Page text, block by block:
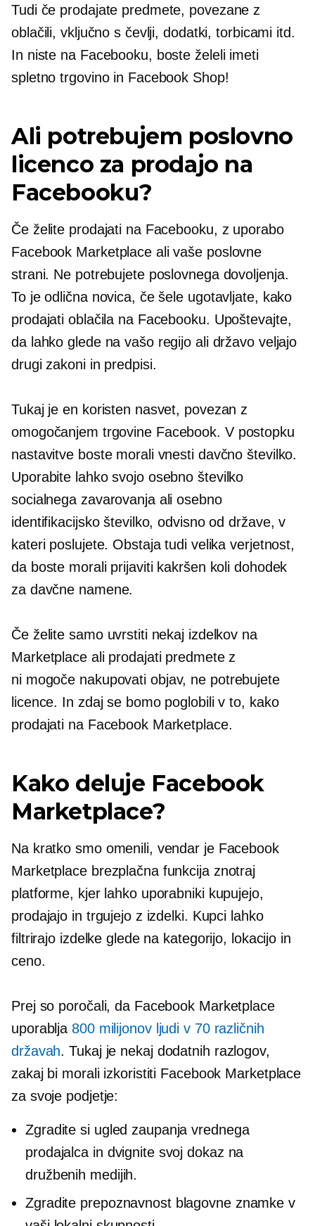
Tudi če prodajate predmete, povezane z
oblačili, vključno s čevlji, dodatki, torbicami itd.
In niste na Facebooku, boste želeli imeti
spletno trgovino in Facebook Shop!
Ali potrebujem poslovno
licenco za prodajo na
Facebooku?
Če želite prodajati na Facebooku, z uporabo
Facebook Marketplace ali vaše poslovne
strani. Ne potrebujete poslovnega dovoljenja.
To je odlična novica, če šele ugotavljate, kako
prodajati oblačila na Facebooku. Upoštevajte,
da lahko glede na vašo regijo ali državo veljajo
drugi zakoni in predpisi.
Tukaj je en koristen nasvet, povezan z
omogočanjem trgovine Facebook. V postopku
nastavitve boste morali vnesti davčno številko.
Uporabite lahko svojo osebno številko
socialnega zavarovanja ali osebno
identifikacijsko številko, odvisno od države, v
kateri poslujete. Obstaja tudi velika verjetnost,
da boste morali prijaviti kakršen koli dohodek
za davčne namene.
Če želite samo uvrstiti nekaj izdelkov na
Marketplace ali prodajati predmete z
ni mogoče nakupovati objav, ne potrebujete
licence. In zdaj se bomo poglobili v to, kako
prodajati na Facebook Marketplace.
Kako deluje Facebook
Marketplace?
Na kratko smo omenili, vendar je Facebook
Marketplace brezplačna funkcija znotraj
platforme, kjer lahko uporabniki kupujejo,
prodajajo in trgujejo z izdelki. Kupci lahko
filtrirajo izdelke glede na kategorijo, lokacijo in
ceno.
Prej so poročali, da Facebook Marketplace
uporablja 800 milijonov ljudi v 70 različnih
državah. Tukaj je nekaj dodatnih razlogov,
zakaj bi morali izkoristiti Facebook Marketplace
za svoje podjetje:
Zgradite si ugled zaupanja vrednega
prodajalca in dvignite svoj dokaz na
družbenih medijih.
Zgradite prepoznavnost blagovne znamke v